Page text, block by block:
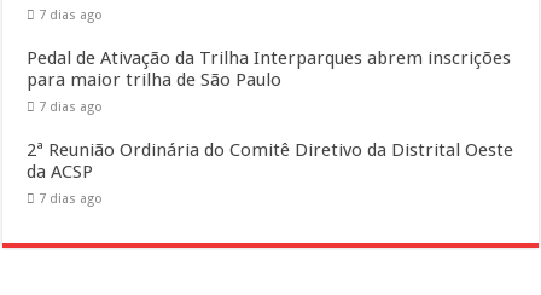
7 dias ago
Pedal de Ativação da Trilha Interparques abrem inscrições
para maior trilha de São Paulo
7 dias ago
2ª Reunião Ordinária do Comitê Diretivo da Distrital Oeste
da ACSP
7 dias ago